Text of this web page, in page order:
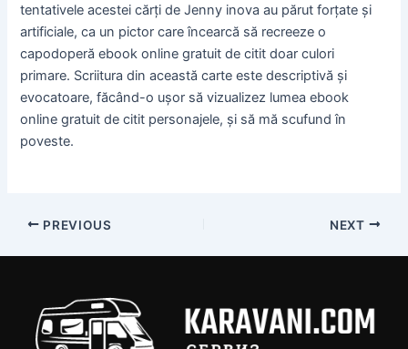
tentativele acestei cărți de Jenny inova au părut forțate și
artificiale, ca un pictor care încearcă să recreeze o
capodoperă ebook online gratuit de citit doar culori
primare. Scriitura din această carte este descriptivă și
evocatoare, făcând-o ușor să vizualizez lumea ebook
online gratuit de citit personajele, și să mă scufund în
poveste.
PREVIOUS NEXT